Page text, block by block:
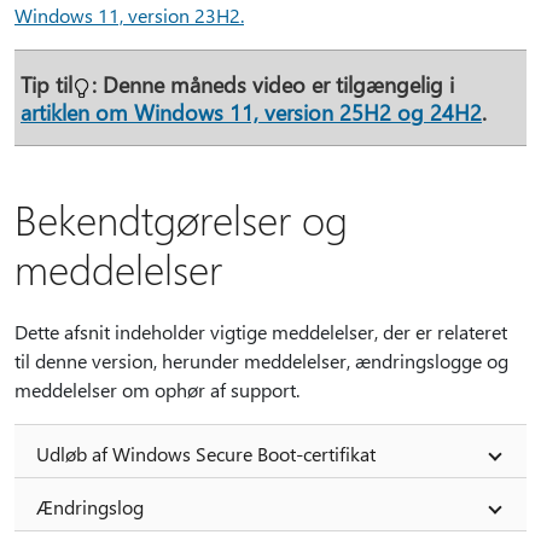
Windows 11, version 23H2.
Tip til
: Denne måneds video er tilgængelig i
artiklen om Windows 11, version 25H2 og 24H2.
Bekendtgørelser og
meddelelser
Dette afsnit indeholder vigtige meddelelser, der er relateret
til denne version, herunder meddelelser, ændringslogge og
meddelelser om ophør af support.
Udløb af Windows Secure Boot-certifikat
Ændringslog